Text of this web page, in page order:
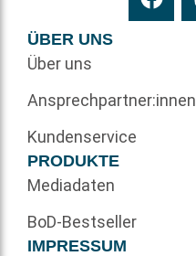
ÜBER UNS
Über uns
Ansprechpartner:innen
Kundenservice
PRODUKTE
Mediadaten
BoD-Bestseller
IMPRESSUM